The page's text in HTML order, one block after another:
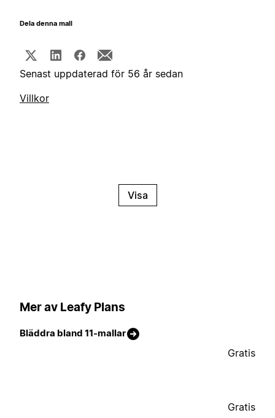
Dela denna mall
Senast uppdaterad för 56 år sedan
Villkor
Visa
Mer av Leafy Plans
Bläddra bland 11-mallar
Gratis
Gratis